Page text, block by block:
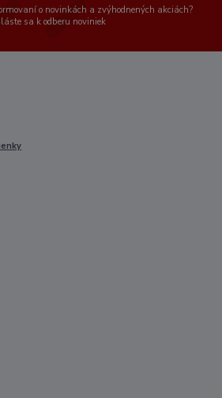
o novinkách a zvýhodnených akciách?
sa k odberu noviniek